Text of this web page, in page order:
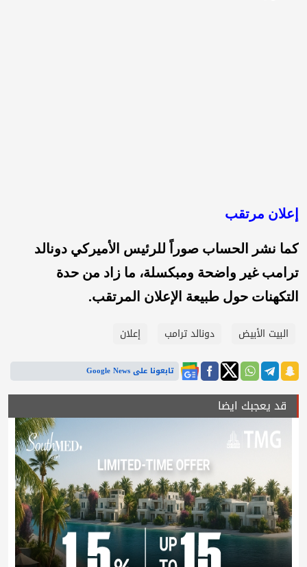
إعلان مرتقب
كما نشر الحساب صوراً للرئيس الأميركي دونالد
ترامب غير واضحة ومبكسلة، ما زاد من حدة
التكهنات حول طبيعة الإعلان المرتقب.
البيت الأبيض دونالد ترامب إعلان
تابعونا على Google News
قد يعجبك ايضا